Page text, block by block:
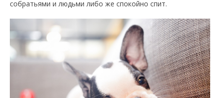
собратьями и людьми либо же спокойно спит.